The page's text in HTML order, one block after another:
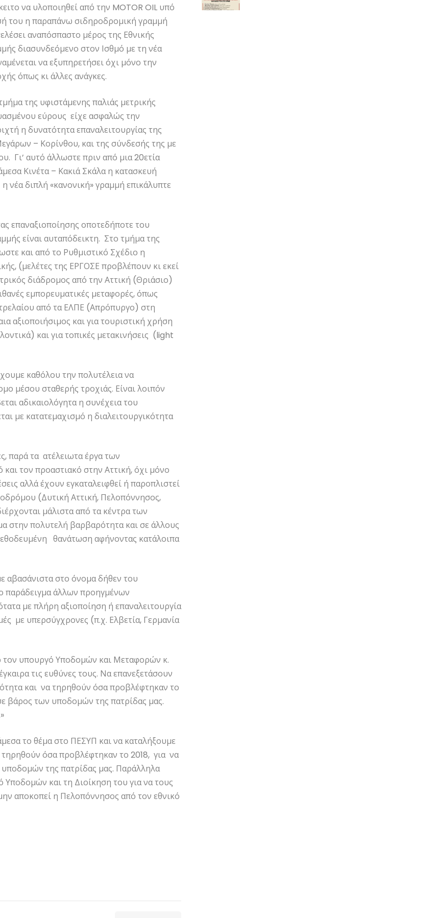
να υλοποιηθεί από την MOTOR OIL υπό
του η παραπάνω σιδηροδρομική γραμμή
αναπόσπαστο μέρος της Εθνικής
διασυνδεόμενο στον Ισθμό με τη νέα
να εξυπηρετήσει όχι μόνο την
όπως κι άλλες ανάγκες.
της υφιστάμενης παλιάς μετρικής
εύρους είχε ασφαλώς την
η δυνατότητα επαναλειτουργίας της
– Κορίνθου, και της σύνδεσής της με
Γι’ αυτό άλλωστε πριν από μια 20ετία
Κινέτα – Κακιά Σκάλα η κατασκευή
νέα διπλή «κανονική» γραμμή επικάλυπτε
επαναξιοποίησης οποτεδήποτε του
είναι αυταπόδεικτη. Στο τμήμα της
και από το Ρυθμιστικό Σχέδιο η
(μελέτες της ΕΡΓΟΣΕ προβλέπουν κι εκεί
διάδρομος από την Αττική (Θριάσιο)
εμπορευματικές μεταφορές, όπως
από τα ΕΛΠΕ (Απρόπυργο) στη
αξιοποιήσιμος και για τουριστική χρήση
και για τοπικές μετακινήσεις (light
καθόλου την πολυτέλεια να
μέσου σταθερής τροχιάς. Είναι λοιπόν
αδικαιολόγητα η συνέχεια του
με κατατεμαχισμό η διαλειτουργικότητα
παρά τα ατέλειωτα έργα των
τον προαστιακό στην Αττική, όχι μόνο
αλλά έχουν εγκαταλειφθεί ή παροπλιστεί
(Δυτική Αττική, Πελοπόννησος,
μάλιστα από τα κέντρα των
στην πολυτελή βαρβαρότητα και σε άλλους
θανάτωση αφήνοντας κατάλοιπα
αβασάνιστα στο όνομα δήθεν του
παράδειγμα άλλων προηγμένων
με πλήρη αξιοποίηση ή επαναλειτουργία
με υπερσύγχρονες (π.χ. Ελβετία, Γερμανία
τον υπουργό Υποδομών και Μεταφορών κ.
τις ευθύνες τους. Να επανεξετάσουν
και να τηρηθούν όσα προβλέφτηκαν το
βάρος των υποδομών της πατρίδας μας.
το θέμα στο ΠΕΣΥΠ και να καταλήξουμε
όσα προβλέφτηκαν το 2018, για να
της πατρίδας μας. Παράλληλα
και τη Διοίκηση του για να τους
αποκοπεί η Πελοπόννησος από τον εθνικό